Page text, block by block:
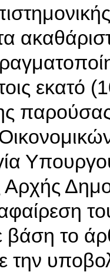
εκατό
παρούσας
Αρχής
αφαίρεση
βάση το
την